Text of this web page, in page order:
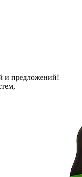
и предложений!